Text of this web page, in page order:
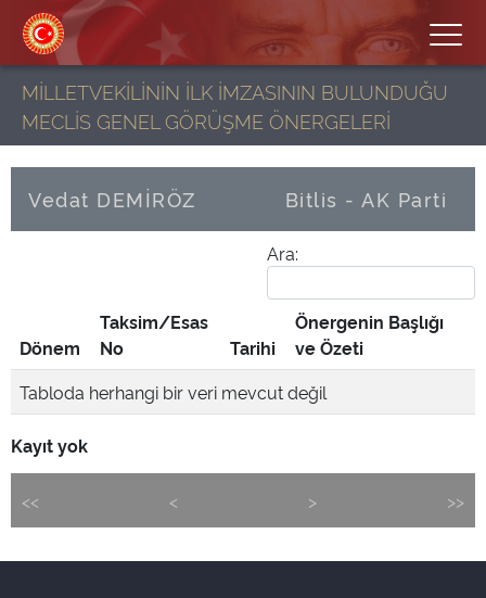
MİLLETVEKİLİNİN İLK İMZASININ BULUNDUĞU
MECLİS GENEL GÖRÜŞME ÖNERGELERİ
Vedat DEMİRÖZ Bitlis - AK Parti
Ara:
Dönem
Taksim/Esas
No
Tarihi
Önergenin Başlığı
ve Özeti
Tabloda herhangi bir veri mevcut değil
Kayıt yok
<< < > >>